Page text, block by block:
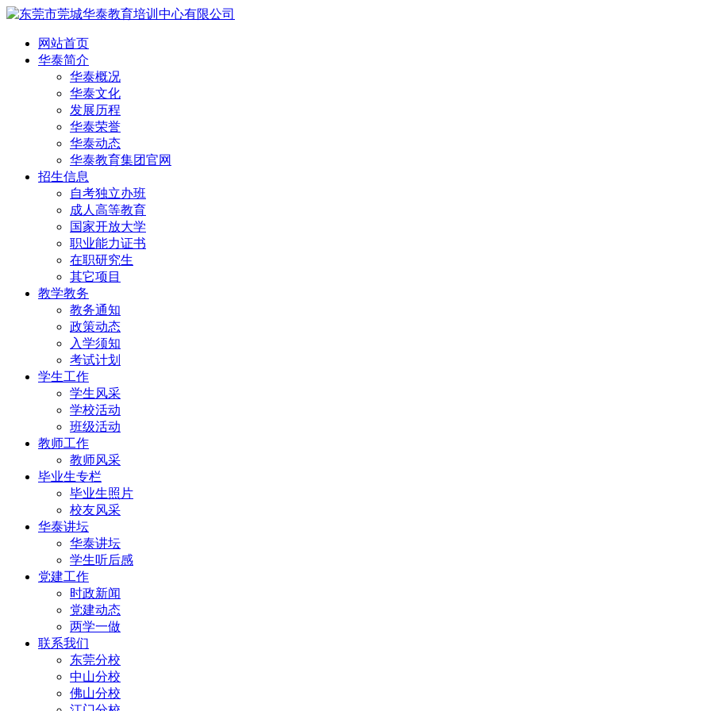
网站首页
华泰简介
华泰概况
华泰文化
发展历程
华泰荣誉
华泰动态
华泰教育集团官网
招生信息
自考独立办班
成人高等教育
国家开放大学
职业能力证书
在职研究生
其它项目
教学教务
教务通知
政策动态
入学须知
考试计划
学生工作
学生风采
学校活动
班级活动
教师工作
教师风采
毕业生专栏
毕业生照片
校友风采
华泰讲坛
华泰讲坛
学生听后感
党建工作
时政新闻
党建动态
两学一做
联系我们
东莞分校
中山分校
佛山分校